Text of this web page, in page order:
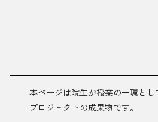
本ページは院生が授業の一環と
プロジェクトの成果物です。